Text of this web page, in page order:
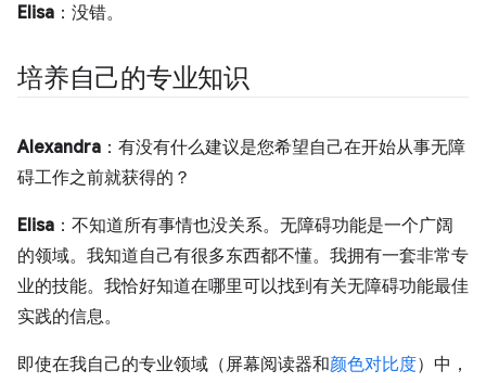
Elisa ：没错。
培养自己的专业知识
Alexandra ：有没有什么建议是您希望自己在开始从事无障
碍工作之前就获得的？
Elisa ：不知道所有事情也没关系。无障碍功能是一个广阔
的领域。我知道自己有很多东西都不懂。我拥有一套非常专
业的技能。我恰好知道在哪里可以找到有关无障碍功能最佳
实践的信息。
即使在我自己的专业领域（屏幕阅读器和颜色对比度）中，